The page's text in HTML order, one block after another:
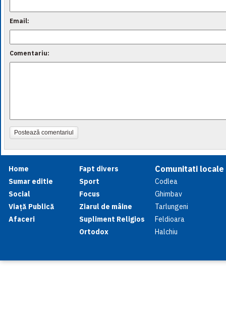
Email:
Comentariu:
Postează comentariul
Home
Sumar editie
Social
Viață Publică
Afaceri
Fapt divers
Sport
Focus
Ziarul de mâine
Supliment Religios
Ortodox
Comunitati locale
Codlea
Ghimbav
Tarlungeni
Feldioara
Halchiu